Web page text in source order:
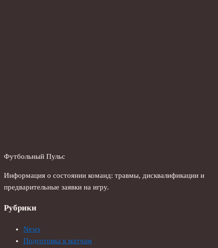
Футбольный Пульс
Информация о состоянии команд: травмы, дисквалификации и
предварительные заявки на игру.
Рубрики
News
Подготовка к матчам